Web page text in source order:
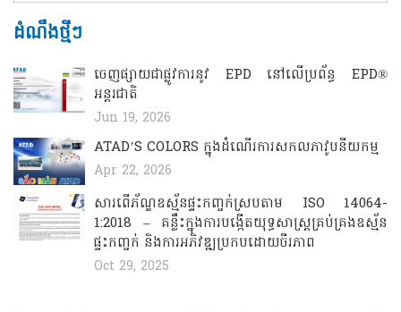
ដំណឹងថ្មីៗ
ចេញផ្សាយជាផ្លូវការនូវ EPD នៅលើប្រព័ន្ធ EPD®
អន្តរជាតិ
Jun 19, 2026
ATAD’S COLORS ​​​ក្នុងដំណើរការសកលភាវូបនីយកម្ម
Apr 22, 2026
សារពើភ័ណ្ឌឧស្ម័នផ្ទះកញ្ចក់ស្របតាម ISO 14064-
1:2018 – គន្លឹះក្នុងការបង្កើតយុទ្ធសាស្ត្រគ្រប់គ្រងឧស្ម័ន
ផ្ទះកញ្ចក់ និងការអភិវឌ្ឍប្រកបដោយចីរភាព
Oct 29, 2025